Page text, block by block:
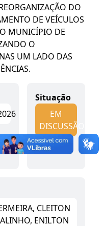
DO
DE VEÍCULOS
MUNICÍPIO DE
O
UM LADO DAS
Situação
EM
DISCUSSÃO
CLEITON
ENILTON